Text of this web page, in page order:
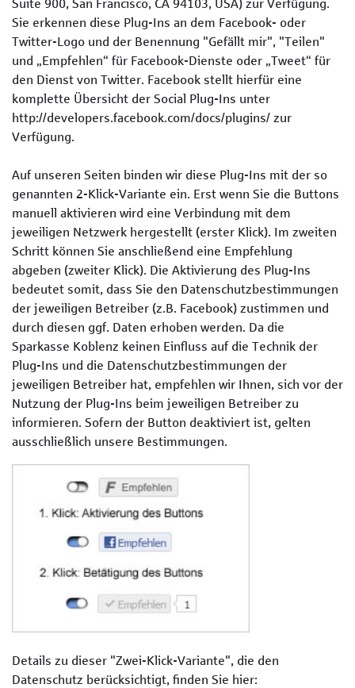
Suite 900, San Francisco, CA 94103, USA) zur Verfügung.
Sie erkennen diese Plug-Ins an dem Facebook- oder
Twitter-Logo und der Benennung "Gefällt mir", "Teilen"
und „Empfehlen“ für Facebook-Dienste oder „Tweet“ für
den Dienst von Twitter. Facebook stellt hierfür eine
komplette Übersicht der Social Plug-Ins unter
http://developers.facebook.com/docs/plugins/ zur
Verfügung.
Auf unseren Seiten binden wir diese Plug-Ins mit der so
genannten 2-Klick-Variante ein. Erst wenn Sie die Buttons
manuell aktivieren wird eine Verbindung mit dem
jeweiligen Netzwerk hergestellt (erster Klick). Im zweiten
Schritt können Sie anschließend eine Empfehlung
abgeben (zweiter Klick). Die Aktivierung des Plug-Ins
bedeutet somit, dass Sie den Datenschutzbestimmungen
der jeweiligen Betreiber (z.B. Facebook) zustimmen und
durch diesen ggf. Daten erhoben werden. Da die
Sparkasse Koblenz keinen Einfluss auf die Technik der
Plug-Ins und die Datenschutzbestimmungen der
jeweiligen Betreiber hat, empfehlen wir Ihnen, sich vor der
Nutzung der Plug-Ins beim jeweiligen Betreiber zu
informieren. Sofern der Button deaktiviert ist, gelten
ausschließlich unsere Bestimmungen.
Details zu dieser "Zwei-Klick-Variante", die den
Datenschutz berücksichtigt, finden Sie hier: